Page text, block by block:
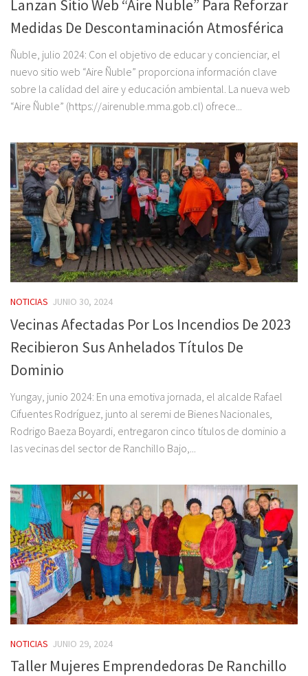
Lanzan Sitio Web “Aire Ñuble” Para Reforzar
Medidas De Descontaminación Atmosférica
Ñuble, julio 2024: Con el objetivo de educar y concienciar, el
nuevo sitio web “Aire Ñuble” proporciona información clave
sobre la calidad del aire y educación ambiental. La nueva web
“Aire Ñuble” (https://airenuble.mma.gob.cl) ofrece...
NOTICIAS JUNIO 30, 2024
Vecinas Afectadas Por Los Incendios De 2023
Recibieron Sus Anhelados Títulos De
Dominio
Yungay, junio 2024: En una emotiva jornada, el alcalde Rafael
Cifuentes Rodríguez, junto al seremi de Bienes Nacionales,
Rodrigo Baeza Boyardi, entregaron cinco títulos de dominio a
las vecinas del sector de Ranchillo Bajo,...
NOTICIAS JUNIO 29, 2024
Taller Mujeres Emprendedoras De Ranchillo